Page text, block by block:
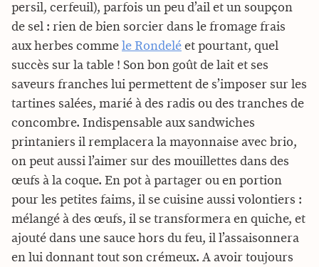
persil, cerfeuil), parfois un peu d’ail et un soupçon
de sel : rien de bien sorcier dans le fromage frais
aux herbes comme le Rondelé et pourtant, quel
succès sur la table ! Son bon goût de lait et ses
saveurs franches lui permettent de s’imposer sur les
tartines salées, marié à des radis ou des tranches de
concombre. Indispensable aux sandwiches
printaniers il remplacera la mayonnaise avec brio,
on peut aussi l’aimer sur des mouillettes dans des
œufs à la coque. En pot à partager ou en portion
pour les petites faims, il se cuisine aussi volontiers :
mélangé à des œufs, il se transformera en quiche, et
ajouté dans une sauce hors du feu, il l’assaisonnera
en lui donnant tout son crémeux. A avoir toujours